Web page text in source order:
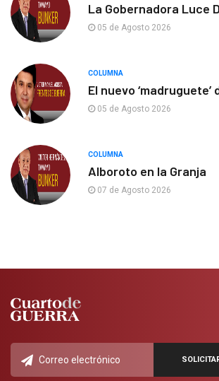
La Gobernadora Luce
05 de Agosto 2026
COLUMNA
El nuevo ‘madruguete’
05 de Agosto 2026
COLUMNA
Alboroto en la Granja
07 de Agosto 2026